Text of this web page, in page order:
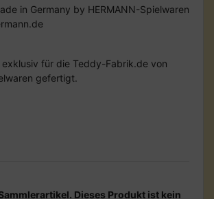
in Germany by HERMANN-Spielwaren
exklusiv für die Teddy-Fabrik.de von
gefertigt.
Dieses Produkt ist kein